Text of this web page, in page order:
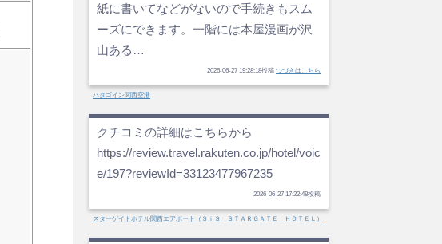
紙に書いてなどがないので手続きもスム
ーズにできます。一階には本屋漫画が沢
山ある…
2026-06-27 19:28:18投稿 つづきはこちら
ハタゴイン関西空港
クチコミの詳細はこちらから
https://review.travel.rakuten.co.jp/hotel/voic
e/197?reviewId=33123477967235
2026-06-27 17:22:48投稿
スターゲイトホテル関西エアポート（ＳｉＳ ＳＴＡＲＧＡＴＥ ＨＯＴＥＬ）